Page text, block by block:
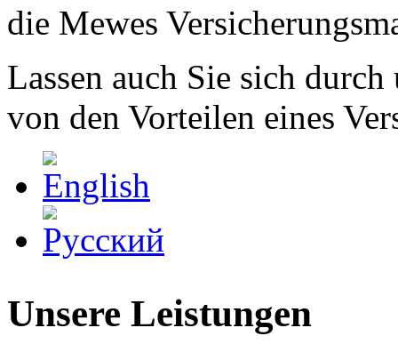
die Mewes
Lassen auch Sie sich
von den Vorteilen eines
Unsere Leistungen